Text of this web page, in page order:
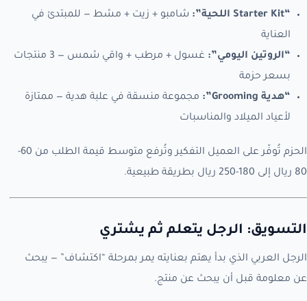
“Starter Kit اللحية”:
شامبو + زيت + مشط — للمبتدئ في
العناية
“الروتين اليومي”:
غسول + مرطب + واقي شمس — 3 منتجات
بسعر حزمة
“هدية Grooming”:
مجموعة منسقة في علبة هدية — ممتازة
لأعياد الميلاد والمناسبات
الحزم تُوفّر على العميل التفكير وتُرفع متوسط قيمة الطلب من 60-
80 ريال إلى 180-250 ريال بطريقة طبيعية.
التسويق: الرجل يتعلم ثم يشتري
الرجل العربي الذي بدأ يهتم بعنايته يمر بمرحلة “اكتشاف” — يبحث
عن معلومة قبل أن يبحث عن منتج.